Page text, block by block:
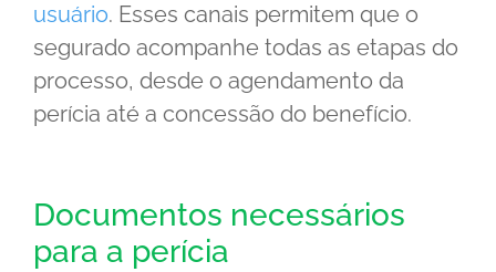
usuário. Esses canais permitem que o
segurado acompanhe todas as etapas do
processo, desde o agendamento da
perícia até a concessão do benefício.
Documentos necessários
para a perícia